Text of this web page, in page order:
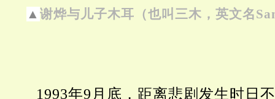
▲ 谢烨与儿子木耳（也叫三木，英文名
1993年9月底，距离悲剧发生时日